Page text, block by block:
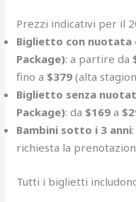
Prezzi indicativi per il
Biglietto con nuotata
Package): a partire da
fino a $379 (alta
Biglietto senza
Package): da $169 a
Bambini sotto i 3 anni
richiesta la
Tutti i biglietti